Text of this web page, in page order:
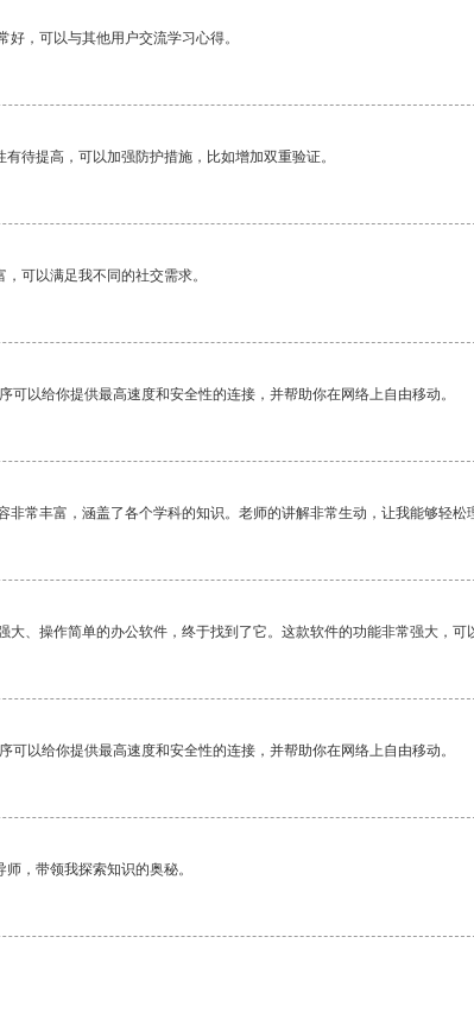
好，可以与其他用户交流学习心得。
待提高，可以加强防护措施，比如增加双重验证。
可以满足我不同的社交需求。
可以给你提供最高速度和安全性的连接，并帮助你在网络上自由移动。
非常丰富，涵盖了各个学科的知识。老师的讲解非常生动，让我能够轻松
大、操作简单的办公软件，终于找到了它。这款软件的功能非常强大，
可以给你提供最高速度和安全性的连接，并帮助你在网络上自由移动。
，带领我探索知识的奥秘。